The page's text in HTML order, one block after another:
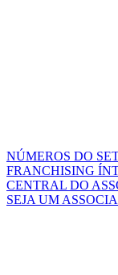
NÚMEROS DO
FRANCHISING
CENTRAL DO
SEJA UM